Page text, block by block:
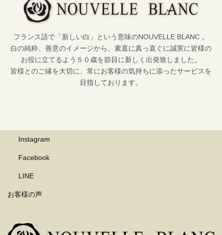
フランス語で「新しい白」という意味のNOUVELLE BLANC 。
白の純粋、善意のイメージから、素直に真っ直ぐに誠実に皆様の
お役に立てるよう５０歳を節目に新しく出発致しました。
皆様とのご縁を大切に、常にお客様の気持ちに添ったサービスを
目指しております。
Instagram
Facebook
LINE
お客様の声